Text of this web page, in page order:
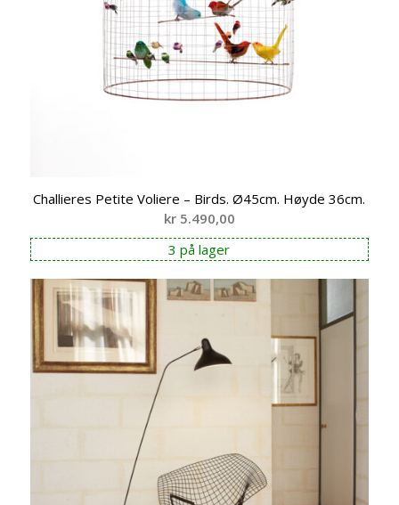
Challieres Petite Voliere – Birds. Ø45cm. Høyde 36cm.
kr5.490,00
3 på lager